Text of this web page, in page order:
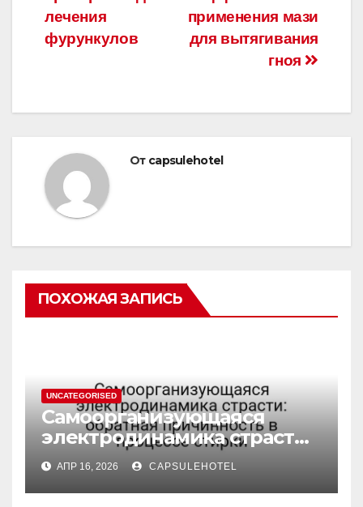
по
записям
применения мази
для вытягивания
гноя
лечения
фурункулов
От capsulehotel
ПОХОЖАЯ ЗАПИСЬ
UNCATEGORISED
Самоорганизующаяся
электродинамика страсти:
обратная причинность в
процессе стирки
АПР 16, 2026 CAPSULEHOTEL